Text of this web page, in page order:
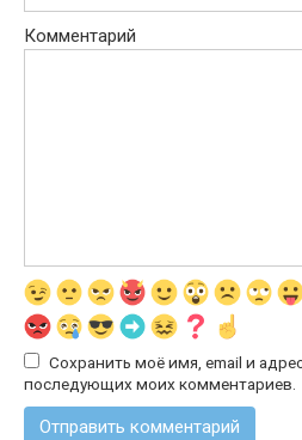
Комментарий
Сохранить моё имя, email и
последующих моих комментариев.